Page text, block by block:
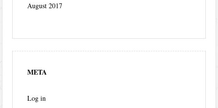
August 2017
META
Log in